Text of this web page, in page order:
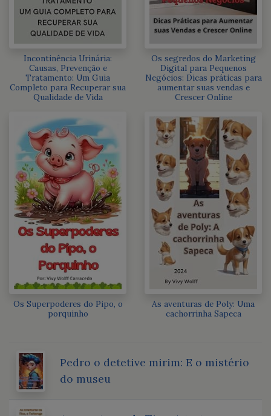
Incontinência Urinária:
Causas, Prevenção e
Tratamento: Um Guia
Completo para Recuperar sua
Qualidade de Vida
Os segredos do Marketing
Digital para Pequenos
Negócios: Dicas práticas para
aumentar suas vendas e
Crescer Online
Os Superpoderes do Pipo, o
porquinho
As aventuras de Poly: Uma
cachorrinha Sapeca
Pedro o detetive mirim: E o mistério
do museu